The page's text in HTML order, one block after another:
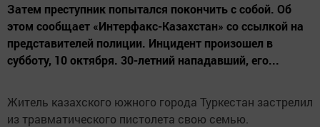
Затем преступник попытался покончить с собой. Об
этом сообщает «Интерфакс-Казахстан» со ссылкой на
представителей полиции. Инцидент произошел в
субботу, 10 октября. 30-летний нападавший, его...
Житель казахского южного города Туркестан застрелил
из травматического пистолета свою семью.